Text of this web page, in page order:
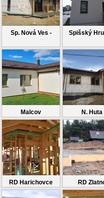
Sp. Nová Ves - Spišský
Malcov N. Huta
RD Harichovce RD